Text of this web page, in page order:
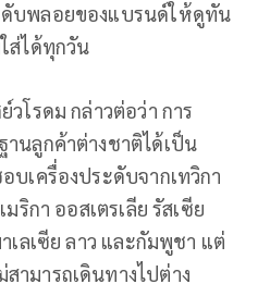
บพลอยของแบรนด์ให้ดูทัน
ส่ได้ทุกวัน
โรดม กล่าวต่อว่า การ
นลูกค้าต่างชาติได้เป็น
บเครื่องประดับจากเทวิกา
ริกา ออสเตรเลีย รัสเซีย
เลเซีย ลาว และกัมพูชา แต่
ามารถเดินทางไปต่าง